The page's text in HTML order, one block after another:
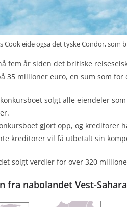
Cook eide også det tyske Condor,
fem år siden det britiske
35 millioner euro, en sum som
solgt alle eiendeler
gjort opp, og kreditorer
kreditorer vil få utbetalt sin
solgt verdier for over 320
fra nabolandet Vest-